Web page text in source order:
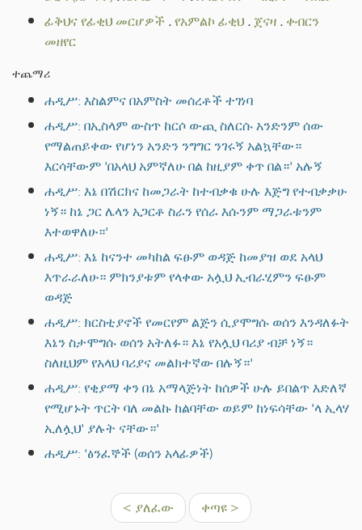
ፊቅህና የፊቂህ መርሆዎች .የአምልኮ ፊቂህ.ጀናዛ.ቀብርን
መዘየር
ተጨማሪ
ሐዲሥ: እስልምና በአምስት መሰረቶች ተገነባ
ሐዲሥ: በኢስላም ውስጥ ከርሶ ውጪ ስለርሱ አንድንም ሰው
የማልጠይቀው የሆነን አንድን ንግግር ንገሩኝ አልኳቸው።
እርሳቸውም 'በአላህ አምኛለሁ በል ከዚያም ቀጥ በል።' አሉኝ
ሐዲሥ: እኔ በሽርክና ከመጋራት ከተብቃቁ ሁሉ እጅግ የተብቃቃሁ
ነኝ። ከኔ ጋር ሌላን አጋርቶ ስራን የሰራ እሱንም ማጋራቱንም
እተወዋለሁ።'
ሐዲሥ: እኔ ከናንተ መካከል ፍፁም ወዳጅ ከመያዝ ወደ አላህ
እጥራራለሁ። ምክንያቱም የላቀው አሏህ ኢብራሂምን ፍፁም
ወዳጅ
ሐዲሥ: ክርስቲያኖች የመርየም ልጅን ሲያሞግሱ ወሰን እንዳለፉት
እኔን ስታሞግሱ ወሰን አትለፉ። እኔ የአሏህ ባሪያ ብቻ ነኝ።
ስለዚህም የአላህ ባሪያና መልክተኛው በሉኝ።'
ሐዲሥ: የቂያማ ቀን በኔ አማላጅነት ከሰዎች ሁሉ ይበልጥ እድለኛ
የሚሆኑት ጥርት ባለ መልኩ ከልባቸው ወይም ከነፍሳቸው 'ላ ኢላሃ
ኢለሏህ' ያሉት ናቸው።'
ሐዲሥ: 'ፅንፈኞች (ወሰን አላፊዎች)
< ያለፈው ቀጣዩ >